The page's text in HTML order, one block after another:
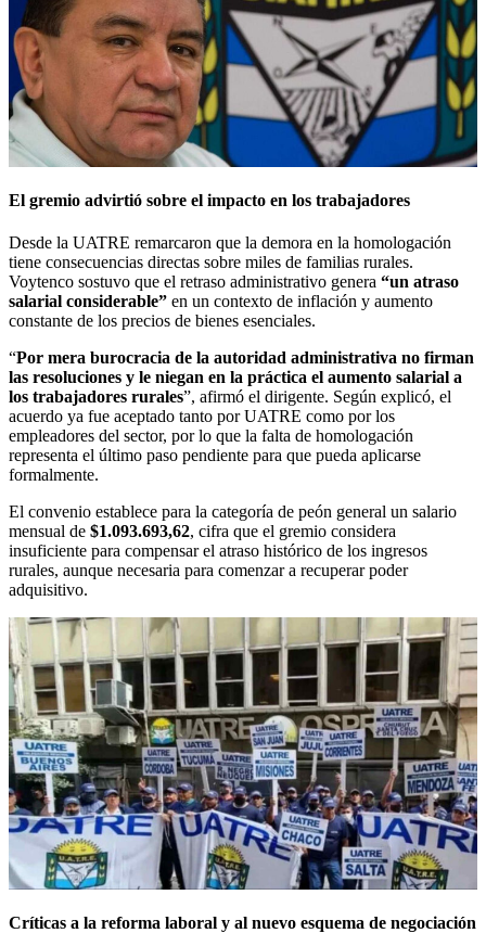
El gremio advirtió sobre el impacto en los trabajadores
Desde la UATRE remarcaron que la demora en la homologación
tiene consecuencias directas sobre miles de familias rurales.
Voytenco sostuvo que el retraso administrativo genera “un atraso
salarial considerable” en un contexto de inflación y aumento
constante de los precios de bienes esenciales.
“Por mera burocracia de la autoridad administrativa no firman
las resoluciones y le niegan en la práctica el aumento salarial a
los trabajadores rurales”, afirmó el dirigente. Según explicó, el
acuerdo ya fue aceptado tanto por UATRE como por los
empleadores del sector, por lo que la falta de homologación
representa el último paso pendiente para que pueda aplicarse
formalmente.
El convenio establece para la categoría de peón general un salario
mensual de $1.093.693,62, cifra que el gremio considera
insuficiente para compensar el atraso histórico de los ingresos
rurales, aunque necesaria para comenzar a recuperar poder
adquisitivo.
Críticas a la reforma laboral y al nuevo esquema de negociación